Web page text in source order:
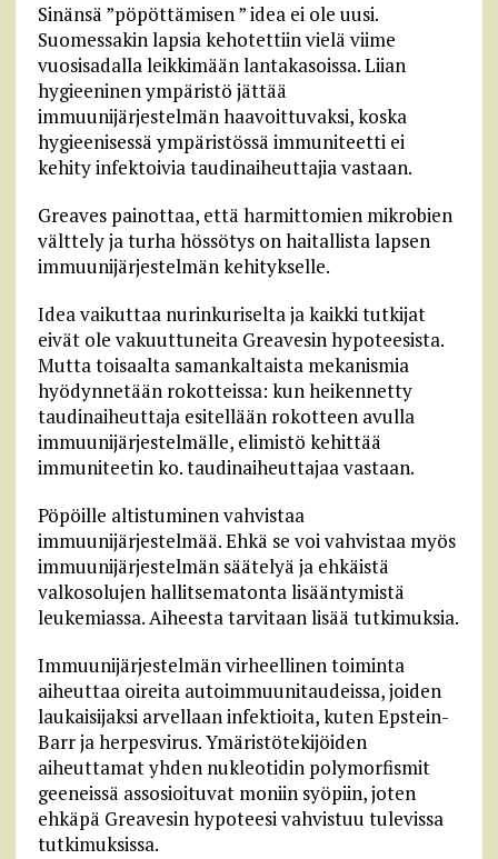
Sinänsä ”pöpöttämisen ” idea ei ole uusi.
Suomessakin lapsia kehotettiin vielä viime
vuosisadalla leikkimään lantakasoissa. Liian
hygieeninen ympäristö jättää
immuunijärjestelmän haavoittuvaksi, koska
hygieenisessä ympäristössä immuniteetti ei
kehity infektoivia taudinaiheuttajia vastaan.
Greaves painottaa, että harmittomien mikrobien
välttely ja turha hössötys on haitallista lapsen
immuunijärjestelmän kehitykselle.
Idea vaikuttaa nurinkuriselta ja kaikki tutkijat
eivät ole vakuuttuneita Greavesin hypoteesista.
Mutta toisaalta samankaltaista mekanismia
hyödynnetään rokotteissa: kun heikennetty
taudinaiheuttaja esitellään rokotteen avulla
immuunijärjestelmälle, elimistö kehittää
immuniteetin ko. taudinaiheuttajaa vastaan.
Pöpöille altistuminen vahvistaa
immuunijärjestelmää. Ehkä se voi vahvistaa myös
immuunijärjestelmän säätelyä ja ehkäistä
valkosolujen hallitsematonta lisääntymistä
leukemiassa. Aiheesta tarvitaan lisää tutkimuksia.
Immuunijärjestelmän virheellinen toiminta
aiheuttaa oireita autoimmuunitaudeissa, joiden
laukaisijaksi arvellaan infektioita, kuten Epstein-
Barr ja herpesvirus. Ymäristötekijöiden
aiheuttamat yhden nukleotidin polymorfismit
geeneissä assosioituvat moniin syöpiin, joten
ehkäpä Greavesin hypoteesi vahvistuu tulevissa
tutkimuksissa.